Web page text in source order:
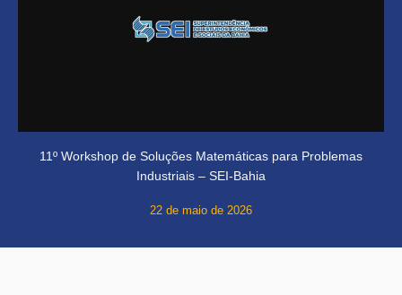
11º Workshop de Soluções Matemáticas para Problemas
Industriais – SEI-Bahia
22 de maio de 2026